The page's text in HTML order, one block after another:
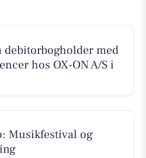
med
hos OX-ON A/S i
Musikfestival og